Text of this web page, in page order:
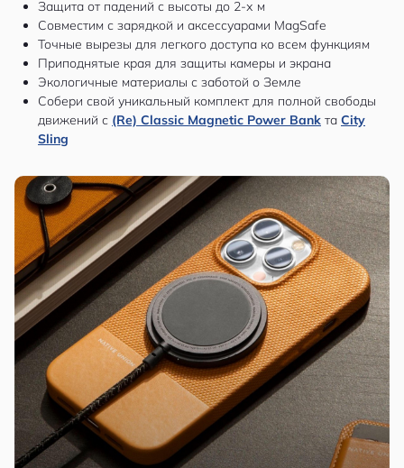
Защита от падений с высоты до 2-х м
Совместим с зарядкой и аксессуарами MagSafe
Точные вырезы для легкого доступа ко всем функциям
Приподнятые края для защиты камеры и экрана
Экологичные материалы с заботой о Земле
Собери свой уникальный комплект для полной свободы
движений с (Re) Classic Magnetic Power Bank та City
Sling